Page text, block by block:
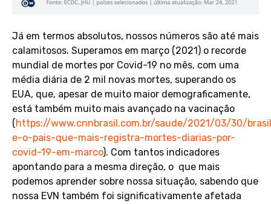
Já em termos absolutos, nossos números são até mais
calamitosos. Superamos em março (2021) o recorde
mundial de mortes por Covid-19 no mês, com uma
média diária de 2 mil novas mortes, superando os
EUA, que, apesar de muito maior demograficamente,
está também muito mais avançado na vacinação
( https://www.cnnbrasil.com.br/saude/2021/03/30/
e-o-pais-que-mais-registra-mortes-diarias-por-
covid-19-em-marco). Com tantos indicadores
apontando para a mesma direção, o que mais
podemos aprender sobre nossa situação, sabendo que
nossa EVN também foi significativamente afetada